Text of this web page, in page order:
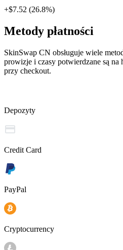
+$7.52 (26.8%)
Metody płatności
SkinSwap CN obsługuje wiele
prowizje i czasy potwierdzane są na
przy checkout.
Depozyty
Credit Card
PayPal
Cryptocurrency